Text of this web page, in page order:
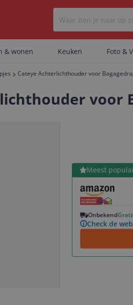
& wonen Keuken Foto &
Cateye Achterlichthouder voor
voor
Meest
Onbekend
Check de
Bekijk product